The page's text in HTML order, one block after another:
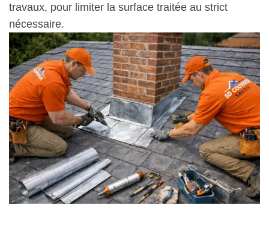
travaux, pour limiter la surface traitée au strict
nécessaire.